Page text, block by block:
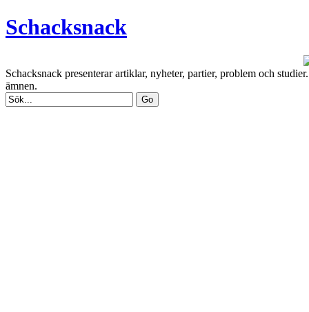
Schacksnack
Schacksnack presenterar artiklar, nyheter, partier, problem och
ämnen.